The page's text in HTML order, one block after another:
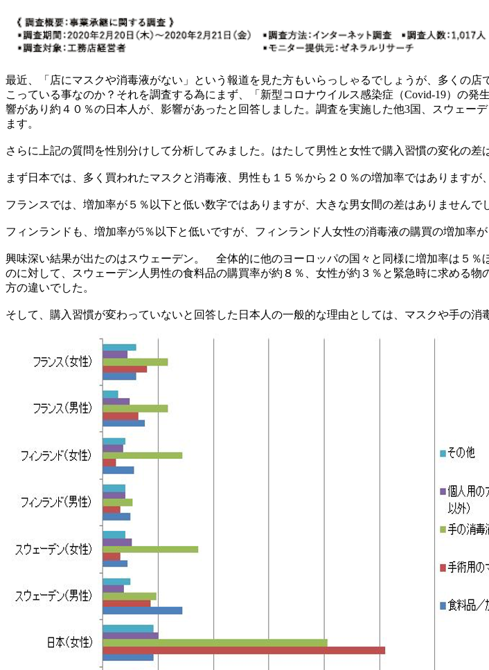
最近、「店にマスクや消毒液がない」という報道を見た方もいらっしゃるでしょうが、多くの
こっている事なのか？それを調査する為にまず、「新型コロナウイルス感染症（Covid-19）の
響があり約４０％の日本人が、影響があったと回答しました。調査を実施した他3国、スウェ
ます。
さらに上記の質問を性別分けして分析してみました。はたして男性と女性で購入習慣の変化の
まず日本では、多く買われたマスクと消毒液、男性も１５％から２０％の増加率ではあります
フランスでは、増加率が５％以下と低い数字ではありますが、大きな男女間の差はありませんで
フィンランドも、増加率が5％以下と低いですが、フィンランド人女性の消毒液の購買の増加率
興味深い結果が出たのはスウェーデン。 全体的に他のヨーロッパの国々と同様に増加率は５
のに対して、スウェーデン人男性の食料品の購買率が約８％、女性が約３％と緊急時に求める
方の違いでした。
そして、購入習慣が変わっていないと回答した日本人の一般的な理由としては、マスクや手の消